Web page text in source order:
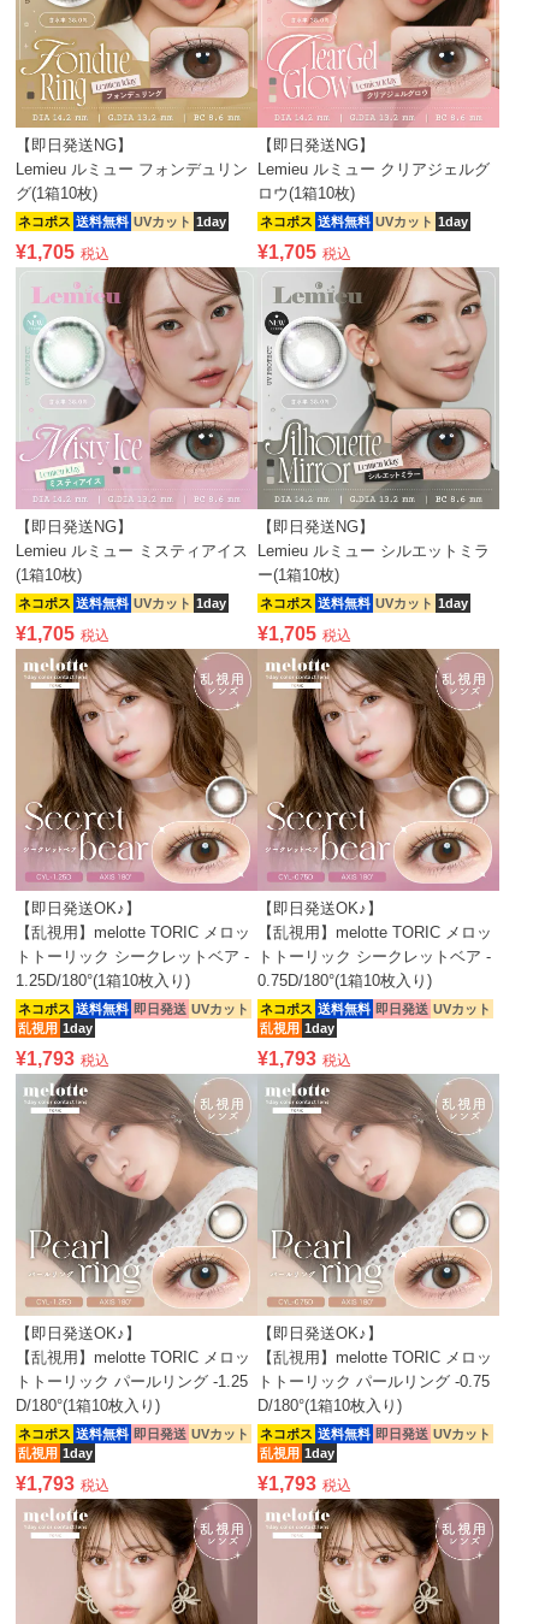
【即日発送NG】
Lemieu ルミュー フォンデュリン
グ(1箱10枚)
ネコポス 送料無料 UVカット 1day
¥1,705 税込
【即日発送NG】
Lemieu ルミュー クリアジェルグ
ロウ(1箱10枚)
ネコポス 送料無料 UVカット 1day
¥1,705 税込
【即日発送NG】
Lemieu ルミュー ミスティアイス
(1箱10枚)
ネコポス 送料無料 UVカット 1day
¥1,705 税込
【即日発送NG】
Lemieu ルミュー シルエットミラ
ー(1箱10枚)
ネコポス 送料無料 UVカット 1day
¥1,705 税込
【即日発送OK♪】
【乱視用】melotte TORIC メロッ
トトーリック シークレットベア -
1.25D/180°(1箱10枚入り)
ネコポス 送料無料 即日発送 UVカット
乱視用 1day
¥1,793 税込
【即日発送OK♪】
【乱視用】melotte TORIC メロッ
トトーリック シークレットベア -
0.75D/180°(1箱10枚入り)
ネコポス 送料無料 即日発送 UVカット
乱視用 1day
¥1,793 税込
【即日発送OK♪】
【乱視用】melotte TORIC メロッ
トトーリック パールリング -1.25
D/180°(1箱10枚入り)
ネコポス 送料無料 即日発送 UVカット
乱視用 1day
¥1,793 税込
【即日発送OK♪】
【乱視用】melotte TORIC メロッ
トトーリック パールリング -0.75
D/180°(1箱10枚入り)
ネコポス 送料無料 即日発送 UVカット
乱視用 1day
¥1,793 税込